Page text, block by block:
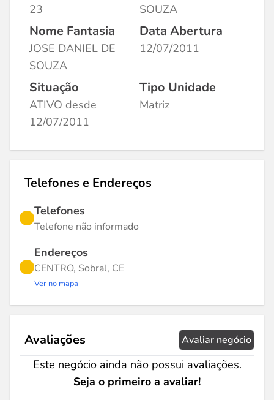
23
SOUZA
Nome Fantasia
JOSE DANIEL DE
SOUZA
Data Abertura
12/07/2011
Situação
ATIVO desde
12/07/2011
Tipo Unidade
Matriz
Telefones e Endereços
Telefones
Telefone não informado
Endereços
CENTRO, Sobral, CE
Ver no mapa
Avaliações Avaliar negócio
Este negócio ainda não possui avaliações.
Seja o primeiro a avaliar!